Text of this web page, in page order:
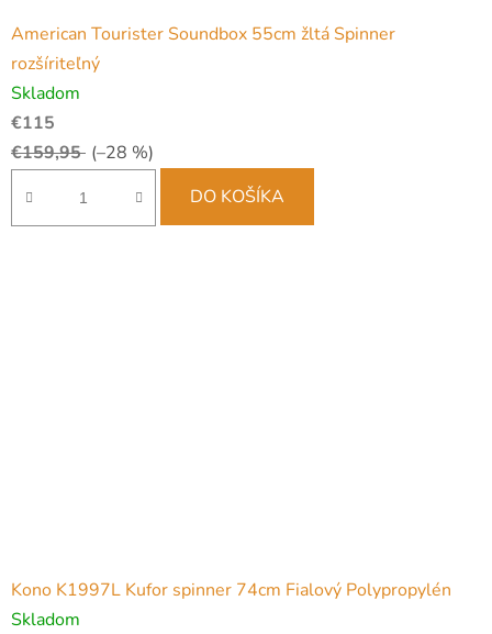
American Tourister Soundbox 55cm žltá Spinner
rozšíriteľný
Skladom
€115
€159,95 (–28 %)
DO KOŠÍKA
Kono K1997L Kufor spinner 74cm Fialový Polypropylén
Skladom